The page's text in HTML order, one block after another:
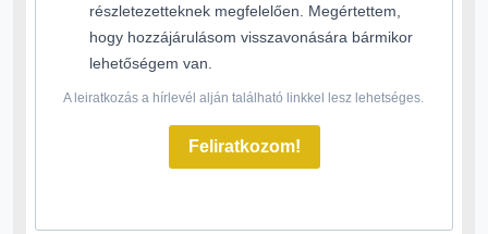
részletezetteknek megfelelően. Megértettem,
hogy hozzájárulásom visszavonására bármikor
lehetőségem van.
A leiratkozás a hírlevél alján található linkkel lesz lehetséges.
Feliratkozom!